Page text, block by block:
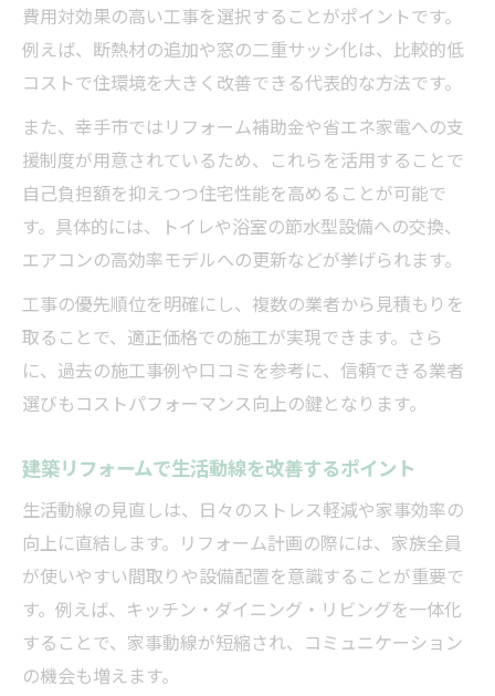
費用対効果の高い工事を選択することがポイントです。
例えば、断熱材の追加や窓の二重サッシ化は、比較的低
コストで住環境を大きく改善できる代表的な方法です。
また、幸手市ではリフォーム補助金や省エネ家電への支
援制度が用意されているため、これらを活用することで
自己負担額を抑えつつ住宅性能を高めることが可能で
す。具体的には、トイレや浴室の節水型設備への交換、
エアコンの高効率モデルへの更新などが挙げられます。
工事の優先順位を明確にし、複数の業者から見積もりを
取ることで、適正価格での施工が実現できます。さら
に、過去の施工事例や口コミを参考に、信頼できる業者
選びもコストパフォーマンス向上の鍵となります。
建築リフォームで生活動線を改善するポイント
生活動線の見直しは、日々のストレス軽減や家事効率の
向上に直結します。リフォーム計画の際には、家族全員
が使いやすい間取りや設備配置を意識することが重要で
す。例えば、キッチン・ダイニング・リビングを一体化
することで、家事動線が短縮され、コミュニケーション
の機会も増えます。